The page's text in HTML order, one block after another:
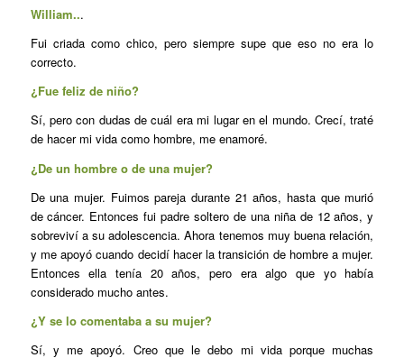
William...
Fui criada como chico, pero siempre supe que eso no era lo
correcto.
¿Fue feliz de niño?
Sí, pero con dudas de cuál era mi lugar en el mundo. Crecí, traté
de hacer mi vida como hombre, me enamoré.
¿De un hombre o de una mujer?
De una mujer. Fuimos pareja durante 21 años, hasta que murió
de cáncer. Entonces fui padre soltero de una niña de 12 años, y
sobreviví a su adolescencia. Ahora tenemos muy buena relación,
y me apoyó cuando decidí hacer la transición de hombre a mujer.
Entonces ella tenía 20 años, pero era algo que yo había
considerado mucho antes.
¿Y se lo comentaba a su mujer?
Sí, y me apoyó. Creo que le debo mi vida porque muchas